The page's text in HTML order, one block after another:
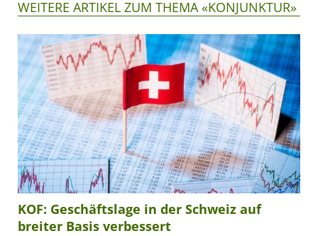
WEITERE ARTIKEL ZUM THEMA «KONJUNKTUR»
KOF: Geschäftslage in der Schweiz auf
breiter Basis verbessert